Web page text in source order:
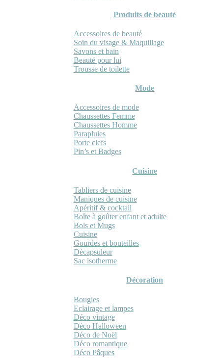
Produits de beauté
Accessoires de beauté
Soin du visage & Maquillage
Savons et bain
Beauté pour lui
Trousse de toilette
Mode
Accessoires de mode
Chaussettes Femme
Chaussettes Homme
Parapluies
Porte clefs
Pin’s et Badges
Cuisine
Tabliers de cuisine
Maniques de cuisine
Apéritif & cocktail
Boîte à goûter enfant et adulte
Bols et Mugs
Cuisine
Gourdes et bouteilles
Décapsuleur
Sac isotherme
Décoration
Bougies
Eclairage et lampes
Déco vintage
Déco Halloween
Déco de Noël
Déco romantique
Déco Pâques